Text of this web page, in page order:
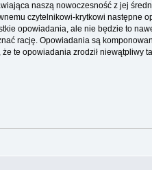
naszą nowoczesność z jej
czytelnikowi-krytkowi następne
opowiadania, ale nie będzie to
rację. Opowiadania są
te opowiadania zrodził niewątpliwy